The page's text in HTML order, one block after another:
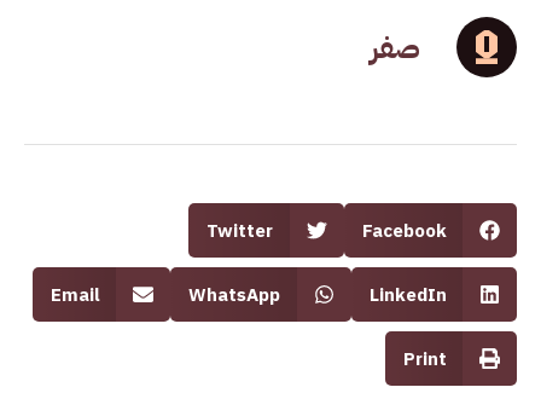
صفر
Facebook
Twitter
LinkedIn
WhatsApp
Email
Print